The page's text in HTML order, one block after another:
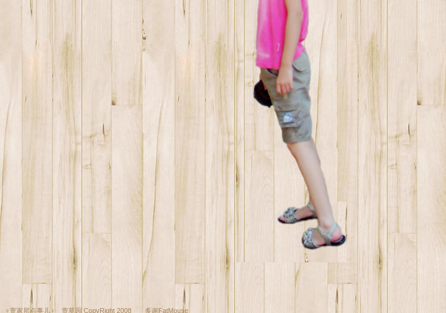
♀萱家那点事儿♀ 萱草园 CopyRight 2008 多谢FatMouse